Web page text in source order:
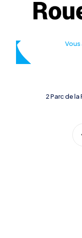
Vous
2 Parc de